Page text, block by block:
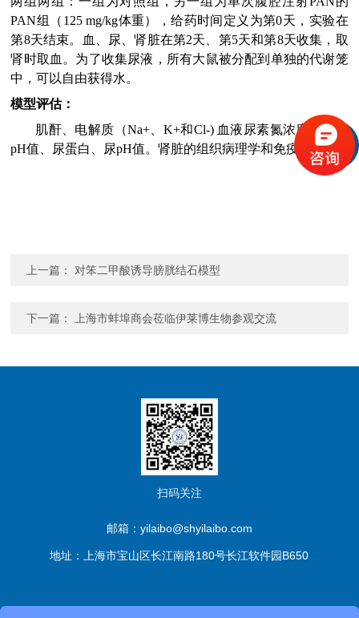
PAN组（125 mg/kg体重），给药时间定义为第0天，实验在
第8天结束。血、尿、肾脏在第2天、第5天和第8天收集，取
肾时取血。为了收集尿液，所有大鼠被分配到单独的代谢笼
中，可以自由获得水。
模型评估：
肌酐、电解质（Na+、K+和Cl-) 血液尿素氮浓度、血液
pH值、尿蛋白、尿pH值。肾脏的组织病理学和免疫组化。
上一篇： 对笨二甲酸诱导膀胱结石模型
下一篇： 上海市蚌埠商会莅临伊莱博生物参观交流
扫码关注
邮箱：yilaibo@shyilaibo.com
地址：上海市宝山区长江南路180号长江软件园B650